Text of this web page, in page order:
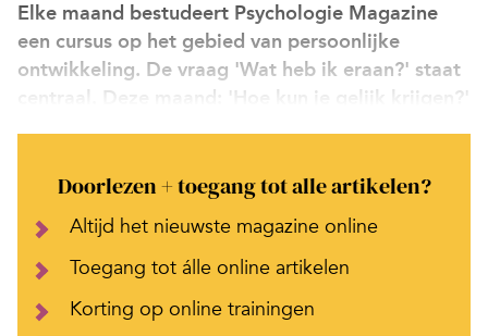
Elke maand bestudeert Psychologie Magazine
een cursus op het gebied van persoonlijke
ontwikkeling. De vraag 'Wat heb ik eraan?' staat
centraal. Deze maand: 'Hoe kun je gelijk krijgen?'
Doorlezen + toegang tot alle artikelen?
Altijd het nieuwste magazine online
Toegang tot álle online artikelen
Korting op online trainingen